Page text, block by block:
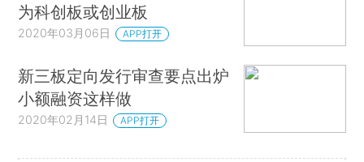
为科创板或创业板
2020年03月06日 APP打开
新三板定向发行审查要点出炉
小额融资这样做
2020年02月14日 APP打开